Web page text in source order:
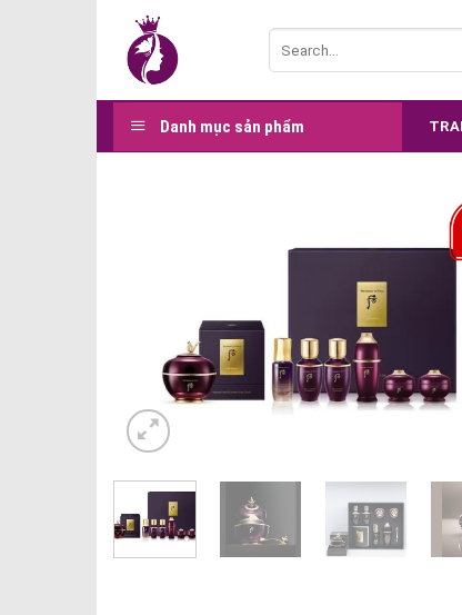
content
for:
Danh mục sản phẩm